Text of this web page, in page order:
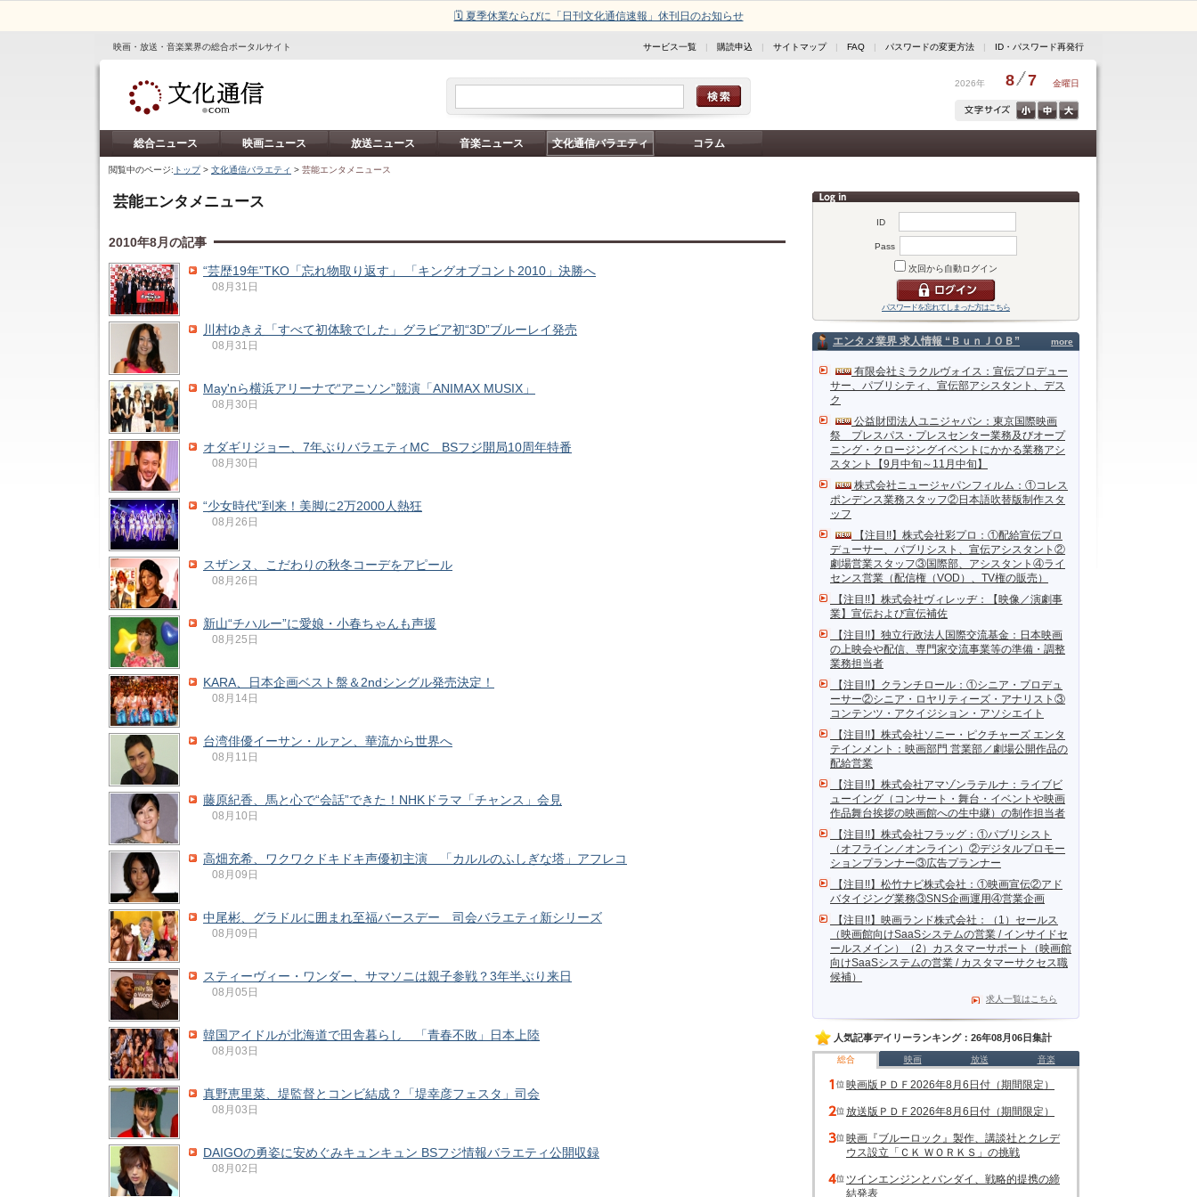
🗓️ 夏季休業ならびに「日刊文化通信速報」休刊日のお知らせ
映画・放送・音楽業界の総合ポータルサイト サービス一覧 | 購読申込 | サイトマップ| FAQ | パスワードの変更方法 | ID・パスワード再発行
2026年 8 7 金曜日
総合ニュース 映画ニュース 放送ニュース 音楽ニュース 文化通信バラエティ コラム
閲覧中のページ: トップ> 文化通信バラエティ > 芸能エンタメニュース
ID
Pass
次回から自動ログイン
パスワードを忘れてしまった方はこちら
more
エンタメ業界 求人情報 “ＢｕｎＪＯＢ”
有限会社ミラクルヴォイス：宣伝プロデュー
サー、パブリシティ、宣伝部アシスタント、デス
ク
公益財団法人ユニジャパン：東京国際映画
祭 プレスパス・プレスセンター業務及びオープ
ニング・クロージングイベントにかかる業務アシ
スタント【9月中旬～11月中旬】
株式会社ニュージャパンフィルム：①コレス
ポンデンス業務スタッフ②日本語吹替版制作スタ
ッフ
【注目!!】株式会社彩プロ：①配給宣伝プロ
デューサー、パブリシスト、宣伝アシスタント②
劇場営業スタッフ③国際部、アシスタント④ライ
センス営業（配信権（VOD）、TV権の販売）
【注目!!】株式会社ヴィレッヂ：【映像／演劇事
業】宣伝および宣伝補佐
【注目!!】独立行政法人国際交流基金：日本映画
の上映会や配信、専門家交流事業等の準備・調整
業務担当者
【注目!!】クランチロール：①シニア・プロデュ
ーサー②シニア・ロヤリティーズ・アナリスト③
コンテンツ・アクイジション・アソシエイト
【注目!!】株式会社ソニー・ピクチャーズ エンタ
テインメント：映画部門 営業部／劇場公開作品の
配給営業
【注目!!】株式会社アマゾンラテルナ：ライブビ
ューイング（コンサート・舞台・イベントや映画
作品舞台挨拶の映画館への生中継）の制作担当者
【注目!!】株式会社フラッグ：①パブリシスト
（オフライン／オンライン）②デジタルプロモー
ションプランナー③広告プランナー
【注目!!】松竹ナビ株式会社：①映画宣伝②アド
バタイジング業務③SNS企画運用④営業企画
【注目!!】映画ランド株式会社：（1）セールス
（映画館向けSaaSシステムの営業 / インサイドセ
ールスメイン）（2）カスタマーサポート（映画館
向けSaaSシステムの営業 / カスタマーサクセス職
候補）
求人一覧はこちら
人気記事デイリーランキング：26年08月06日集計
総合 映画 放送 音楽
映画版ＰＤＦ2026年8月6日付（期間限定）
放送版ＰＤＦ2026年8月6日付（期間限定）
映画『ブルーロック』製作、講談社とクレデ
ウス設立「ＣＫ ＷＯＲＫＳ」の挑戦
ツインエンジンとバンダイ、戦略的提携の締
結発表
芸能エンタメニュース
2010年8月の記事
“芸歴19年”TKO「忘れ物取り返す」 「キングオブコント2010」決勝へ
08月31日
川村ゆきえ「すべて初体験でした」グラビア初“3D”ブルーレイ発売
08月31日
May'nら横浜アリーナで“アニソン”競演「ANIMAX MUSIX」
08月30日
オダギリジョー、7年ぶりバラエティMC BSフジ開局10周年特番
08月30日
“少女時代”到来！美脚に2万2000人熱狂
08月26日
スザンヌ、こだわりの秋冬コーデをアピール
08月26日
新山“チハルー”に愛娘・小春ちゃんも声援
08月25日
KARA、日本企画ベスト盤＆2ndシングル発売決定！
08月14日
台湾俳優イーサン・ルァン、華流から世界へ
08月11日
藤原紀香、馬と心で“会話”できた！NHKドラマ「チャンス」会見
08月10日
高畑充希、ワクワクドキドキ声優初主演 「カルルのふしぎな塔」アフレコ
08月09日
中尾彬、グラドルに囲まれ至福バースデー 司会バラエティ新シリーズ
08月09日
スティーヴィー・ワンダー、サマソニは親子参戦？3年半ぶり来日
08月05日
韓国アイドルが北海道で田舎暮らし 「青春不敗」日本上陸
08月03日
真野恵里菜、堤監督とコンビ結成？「堤幸彦フェスタ」司会
08月03日
DAIGOの勇姿に安めぐみキュンキュン BSフジ情報バラエティ公開収録
08月02日